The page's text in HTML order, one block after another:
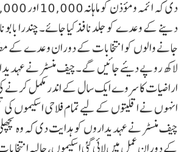
دینے کے وعدے کو جلد نافذ کیا جائے۔ چندرا بابو
جانے والوں کو انتخابات کے دوران وعدے کے
لاکھ روپے دیئے جائیں گے۔چیف منسٹر نے
اراضیات کا سروے ایک سال کے اندر مکمل
انہوں نے اقلیتوں کے لیے تمام فلاحی اسکیموں کی
چیف منسٹر نے عہدیداروں کو ہدایت دی کہ وہ
کے دوران عمل میں لائی گئی اسکیموں، حالیہ